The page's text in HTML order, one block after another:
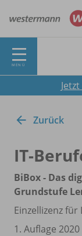
MENÜ
Zurück
IT-
BiBox - Das
Grundstufe
Einzellizenz
1. Auflage 2020